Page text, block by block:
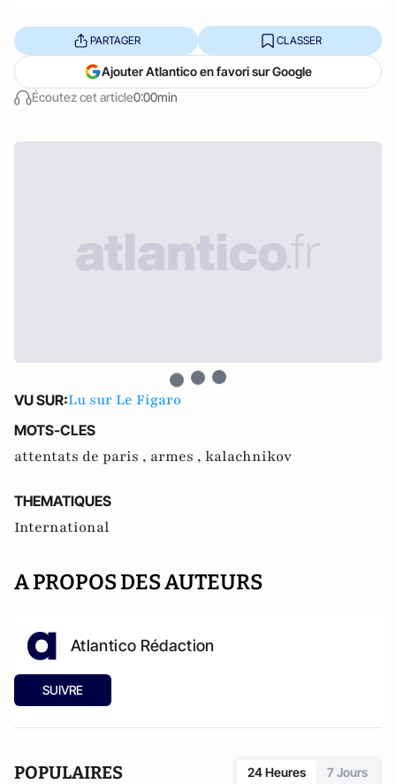
Écoutez cet article0:00min
PARTAGER CLASSER
Ajouter Atlantico en favori sur Google
VU SUR:Lu sur Le Figaro
MOTS-CLES
attentats de paris , armes , kalachnikov
THEMATIQUES
International
A PROPOS DES AUTEURS
Atlantico Rédaction
SUIVRE
POPULAIRES 24 Heures 7 Jours